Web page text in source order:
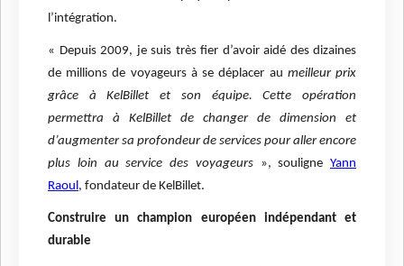
l’intégration.
« Depuis 2009, je suis très fier d’avoir aidé des dizaines
de millions de voyageurs à se déplacer au meilleur prix
grâce à KelBillet et son équipe. Cette opération
permettra à KelBillet de changer de dimension et
d’augmenter sa profondeur de services pour aller encore
plus loin au service des voyageurs», souligne Yann
Raoul, fondateur de KelBillet.
Construire un champion européen indépendant et
durable